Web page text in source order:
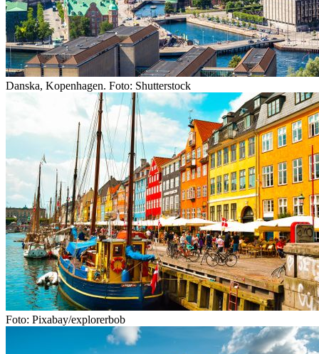
Danska, Kopenhagen. Foto: Shutterstock
Foto: Pixabay/explorerbob